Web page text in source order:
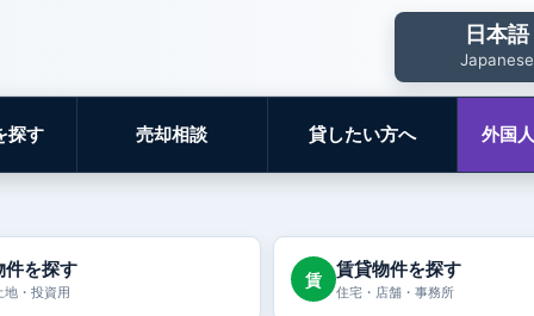
日本語
Japanese
探す 売却相談 貸したい方へ 外国
件を探す
地・投資用
賃 賃貸物件を探す
住宅・店舗・事務所